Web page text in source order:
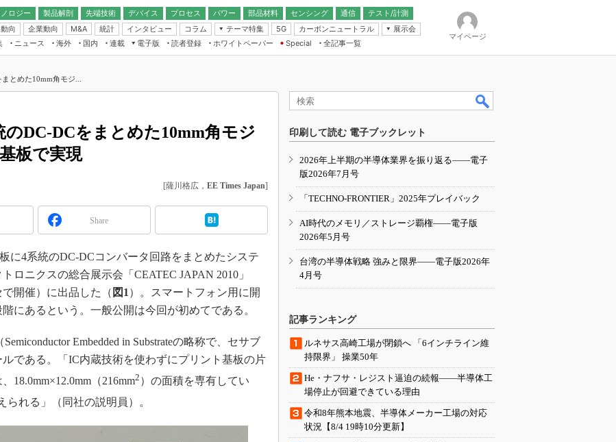
ロジー 製品解剖
先端技術
ー
デバイス
ログ
コン
プロセス パワー 部品材料 センシング
通信
無線
テスト/計測
向
企業動向 M&A 統計 インタビュー コラム
テーマ特集
フィジカルAI
読者調査（EE Times Research）
エレクトロニクス入門（EDN
Japan）
5G カーボンニュートラル
展示会
IoT・エッジコンピューティング
EXPO
TECHNO-FRONTIER
人とくるま展
ニュース 海外 国内
連載
デバイス通信
界スコープ
エレ・組み込みプレイバ
数字」で回してみよう
ワード ～Behind the
で起こったこと、次の10年
こと
で探るアジアの新トレンド
術を知る
念の180日
ョンは日本を救うのか
通信
リスト「未来展望」
愛されないエンジニア」の
電子版
子ブックレット
読者登録 ホワイトペーパー
Special
全記事一覧
マイページ
とめた10mm角モジ...
のDC-DCをまとめた10mm角モジ
板で実現
[薩川格広， EE Times Japan]
Share
に4系統のDC-DCコンバータ回路をまとめたシステ
ロニクスの総合展示会「CEATEC JAPAN 2010」
で開催）に出品した（ 図1 ）。スマートフォン用に開
にあるという。一般公開は今回が初めてである。
Embedded in Substrateの略称で、セサブ
である。「IC内蔵技術を使わずにプリント基板の片
18.0mm×12.0mm（216mm2 ）の面積を専有してい
られる」（同社の説明員）。
印刷して読む 電子ブックレット
2026年上半期の半導体業界を振り返る――電子
版2026年7月号
「TECHNO-FRONTIER」2025年プレイバック
AI時代のメモリ／ストレージ覇権――電子版
2026年5月号
台湾の半導体戦略 強みと限界――電子版2026年
4月号
記事ランキング
ルネサス高崎工場が閉鎖へ 「6インチライン維
持限界」 操業50年
He・ナフサ・レジスト逼迫の続報――半導体工
場停止が回避できている理由
令和8年熊本地震、半導体メーカー工場の対応
状況【8/4 19時10分更新】